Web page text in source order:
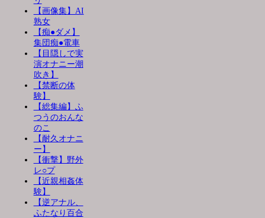
【画像集】AI
熟女
【痴●ダメ】
集団痴●電車
【目隠しで実
演オナニー潮
吹き】
【禁断の体
験】
【総集編】ふ
つうのおんな
のこ
【耐久オナニ
ー】
【衝撃】野外
レ○プ
【近親相姦体
験】
【逆アナル、
ふたなり百合